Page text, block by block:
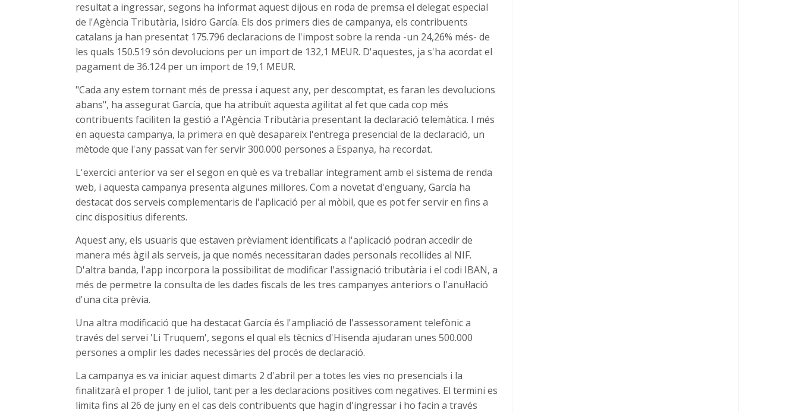
resultat a ingressar, segons ha informat aquest dijous en roda de premsa el delegat especial
de l'Agència Tributària, Isidro García. Els dos primers dies de campanya, els contribuents
catalans ja han presentat 175.796 declaracions de l'impost sobre la renda -un 24,26% més- de
les quals 150.519 són devolucions per un import de 132,1 MEUR. D'aquestes, ja s'ha acordat el
pagament de 36.124 per un import de 19,1 MEUR.
"Cada any estem tornant més de pressa i aquest any, per descomptat, es faran les devolucions
abans", ha assegurat García, que ha atribuït aquesta agilitat al fet que cada cop més
contribuents faciliten la gestió a l'Agència Tributària presentant la declaració telemàtica. I més
en aquesta campanya, la primera en què desapareix l'entrega presencial de la declaració, un
mètode que l'any passat van fer servir 300.000 persones a Espanya, ha recordat.
L'exercici anterior va ser el segon en què es va treballar íntegrament amb el sistema de renda
web, i aquesta campanya presenta algunes millores. Com a novetat d'enguany, García ha
destacat dos serveis complementaris de l'aplicació per al mòbil, que es pot fer servir en fins a
cinc dispositius diferents.
Aquest any, els usuaris que estaven prèviament identificats a l'aplicació podran accedir de
manera més àgil als serveis, ja que només necessitaran dades personals recollides al NIF.
D'altra banda, l'app incorpora la possibilitat de modificar l'assignació tributària i el codi IBAN, a
més de permetre la consulta de les dades fiscals de les tres campanyes anteriors o l'anul·lació
d'una cita prèvia.
Una altra modificació que ha destacat García és l'ampliació de l'assessorament telefònic a
través del servei 'Li Truquem', segons el qual els tècnics d'Hisenda ajudaran unes 500.000
persones a omplir les dades necessàries del procés de declaració.
La campanya es va iniciar aquest dimarts 2 d'abril per a totes les vies no presencials i la
finalitzarà el proper 1 de juliol, tant per a les declaracions positives com negatives. El termini es
limita fins al 26 de juny en el cas dels contribuents que hagin d'ingressar i ho facin a través